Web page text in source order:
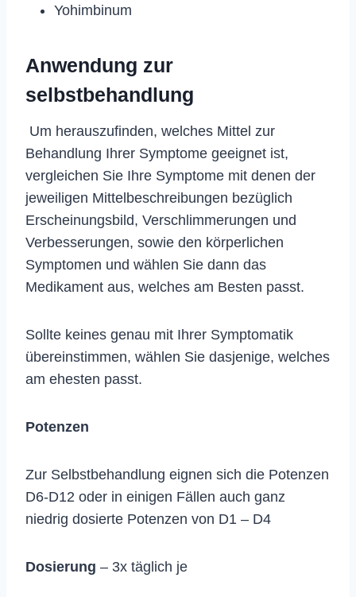
Yohimbinum
Anwendung zur
selbstbehandlung
Um herauszufinden, welches Mittel zur
Behandlung Ihrer Symptome geeignet ist,
vergleichen Sie Ihre Symptome mit denen der
jeweiligen Mittelbeschreibungen bezüglich
Erscheinungsbild, Verschlimmerungen und
Verbesserungen, sowie den körperlichen
Symptomen und wählen Sie dann das
Medikament aus, welches am Besten passt.
Sollte keines genau mit Ihrer Symptomatik
übereinstimmen, wählen Sie dasjenige, welches
am ehesten passt.
Potenzen
Zur Selbstbehandlung eignen sich die Potenzen
D6-D12 oder in einigen Fällen auch ganz
niedrig dosierte Potenzen von D1 – D4
Dosierung – 3x täglich je